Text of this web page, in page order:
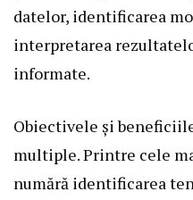
datelor, identificarea
interpretarea
informate.
Obiectivele și
multiple. Printre cele
numără identificarea